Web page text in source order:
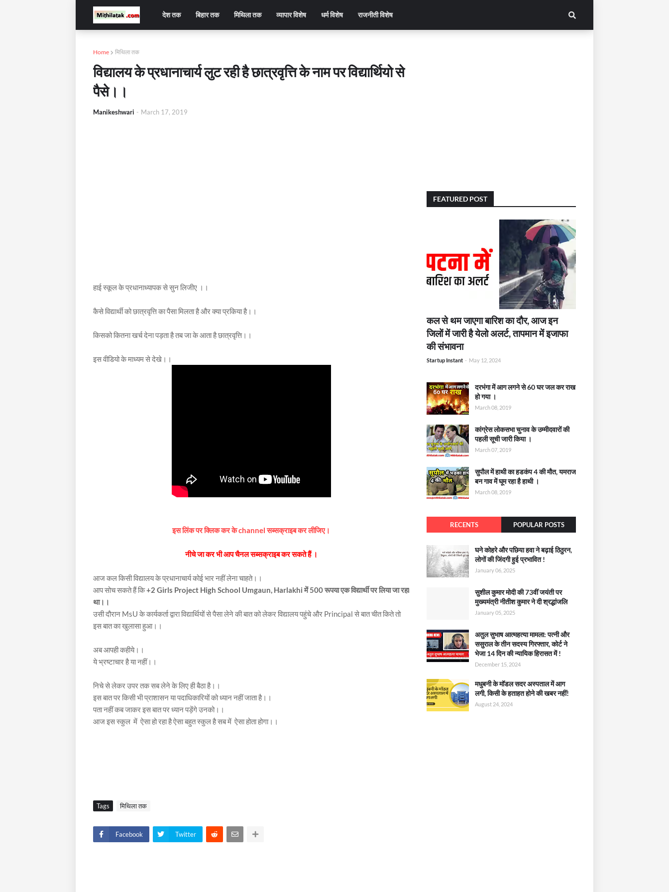
देश तक बिहार तक मिथिला तक व्यापार विशेष धर्म विशेष राजनीती विशेष
Home मिथिला तक
विद्यालय के प्रधानाचार्य लुट रही है छात्रवृत्ति के नाम पर विद्यार्थियो से
पैसे।।
Manikeshwari - March 17, 2019
हाई स्कूल के प्रधानाध्यापक से सुन लिजीए ‌‌।।
कैसे विद्यार्थी को छात्रवृत्ति का पैसा मिलता है और क्या प्रकिया है।।
किसको कितना खर्च देना पड़ता है तब जा के आता है छात्रवृत्ति।।
इस वीडियो के माध्यम से देखे।।
इस लिंक पर क्लिक कर के channel सब्सक्राइब कर लीजिए।
नीचे जा कर भी आप चैनल सब्सक्राइब कर सकते हैं ।
आज कल किसी विद्यालय के प्रधानाचार्य कोई भार नहीं लेना चाहते।।
आप सोच सकते हैं कि+2 Girls Project High School Umgaun, Harlakhi में 500 रूपया एक विद्यार्थी पर लिया जा रहा
था।।
उसी दौरान MsU के कार्यकर्ता द्वारा विद्यार्थियों से पैसा लेने की बात को लेकर विद्यालय पहुंचे और Principal से बात चीत किते तो
इस बात का खुलासा हुआ।।
अब आपही कहीये।।
ये भ्रष्टाचार है या नहीं।।
निचे से लेकर उपर तक सब लेने के लिए ही बैठा है।।
इस बात पर किसी भी प्राशासन या पदाधिकारियों को ध्यान नहीं जाता है।।
पता नहीं कब जाकर इस बात पर ध्यान पड़ेंगे उनको।।
आज इस स्कुल में ऐसा हो रहा है ऐसा बहुत स्कुल है सब में ऐसा होता होगा।।
Tags मिथिला तक
Facebook Twitter
FEATURED POST
कल से थम जाएगा बारिश का दौर, आज इन
जिलों में जारी है येलो अलर्ट, तापमान में इजाफा
की संभावना
Startup Instant - May 12, 2024
दरभंगा में आग लगने से 60 घर जल कर राख
हो गया ।
March 08, 2019
कांग्रेस लोकसभा चुनाव के उम्मीदवारों की
पहली सूची जारी किया ।
March 07, 2019
सुपौल में हाथी का हडकंप 4 की मौत, यमराज
बन गाव में घूम रहा है हाथी ।
March 08, 2019
RECENTS POPULAR POSTS
घने कोहरे और पछिया हवा ने बढ़ाई ठिठुरन,
लोगों की जिंदगी हुई प्रभावित !
January 06, 2025
सुशील कुमार मोदी की 73वीं जयंती पर
मुख्यमंत्री नीतीश कुमार ने दी श्रद्धांजलि
January 05, 2025
अतुल सुभाष आत्महत्या मामला: पत्नी और
ससुराल के तीन सदस्य गिरफ्तार, कोर्ट ने
भेजा 14 दिन की न्यायिक हिरासत में !
December 15, 2024
मधुबनी के मॉडल सदर अस्पताल में आग
लगी, किसी के हताहत होने की खबर नहीं!
August 24, 2024